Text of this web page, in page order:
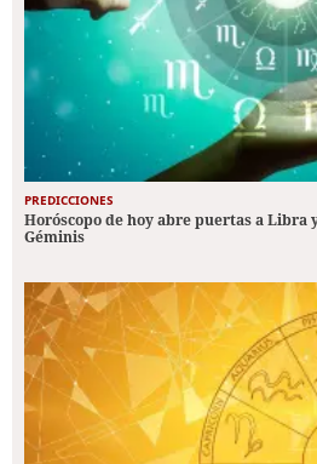
PREDICCIONES
Horóscopo de hoy abre puertas a Libra
Géminis